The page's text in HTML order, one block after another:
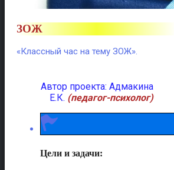
ЗОЖ
«Классный час на тему ЗОЖ».
Автор проекта: Адмакина
Е.К. (педагог-психолог)
Цели и задачи: